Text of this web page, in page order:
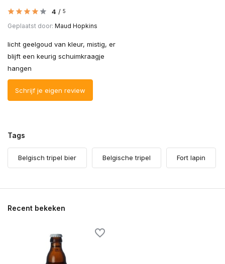
4 / 5
Geplaatst door: Maud Hopkins
licht geelgoud van kleur, mistig, er
blijft een keurig schuimkraagje
hangen
Schrijf je eigen review
Tags
Belgisch tripel bier Belgische tripel Fort lapin
Recent bekeken